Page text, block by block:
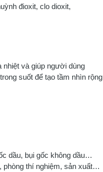
đioxit, clo dioxit,
và giúp người dùng
suốt để tạo tầm nhìn rộng
dầu, bụi gốc không dầu…
phòng thí nghiệm, sản xuất…